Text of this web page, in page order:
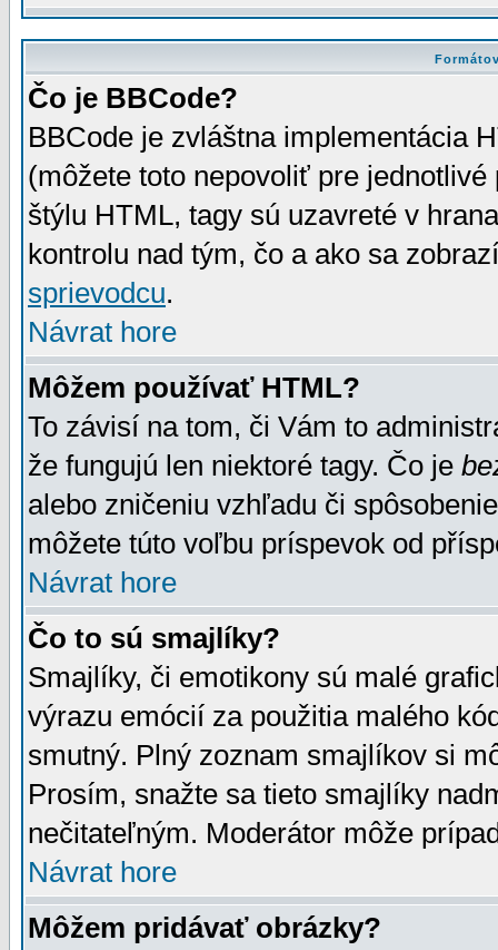
Čo je BBCode?
BBCode je zvláštna implementácia
(môžete toto nepovoliť pre
štýlu HTML, tagy sú uzavreté v
kontrolu nad tým, čo a ako sa
sprievodcu.
Návrat hore
Môžem používať HTML?
To závisí na tom, či Vám to
že fungujú len niektoré tagy. Čo je
alebo zničeniu vzhľadu či
môžete túto voľbu príspevok od
Návrat hore
Čo to sú smajlíky?
Smajlíky, či emotikony sú malé
výrazu emócií za použitia malého
smutný. Plný zoznam smajlíkov si
Prosím, snažte sa tieto smajlíky
nečitateľným. Moderátor môže
Návrat hore
Môžem pridávať obrázky?